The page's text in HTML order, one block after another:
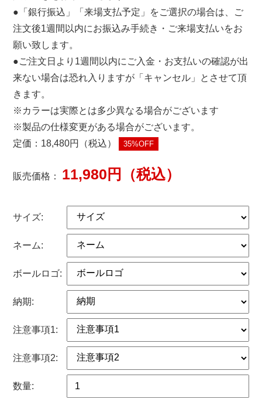
●「銀行振込」「来場支払予定」をご選択の場合は、ご
注文後1週間以内にお振込み手続き・ご来場支払いをお
願い致します。
●ご注文日より1週間以内にご入金・お支払いの確認が出
来ない場合は恐れ入りますが「キャンセル」とさせて頂
きます。
※カラーは実際とは多少異なる場合がございます
※製品の仕様変更がある場合がございます。
定価：18,480円（税込）
35%OFF
販売価格： 11,980円（税込）
サイズ:
ネーム:
ボールロゴ:
納期:
注意事項1:
注意事項2:
数量: